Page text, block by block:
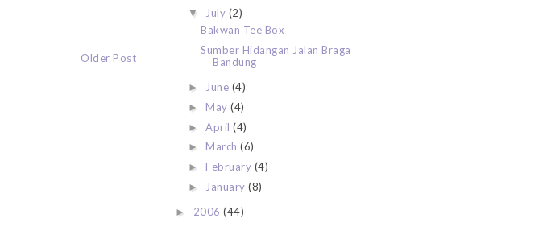
Older Post
▼ July (2)
Bakwan Tee Box
Sumber Hidangan Jalan Braga
Bandung
► June (4)
► May(4)
►April(4)
► March(6)
► February (4)
► January(8)
► 2006 (44)